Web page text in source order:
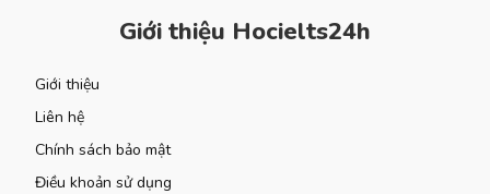
Giới thiệu Hocielts24h
Giới thiệu
Liên hệ
Chính sách bảo mật
Điều khoản sử dụng